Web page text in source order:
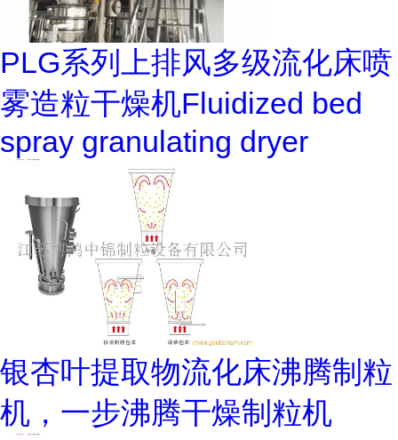
PLG系列上排风多级流化床喷
雾造粒干燥机Fluidized bed
spray granulating dryer
银杏叶提取物流化床沸腾制粒
机，一步沸腾干燥制粒机